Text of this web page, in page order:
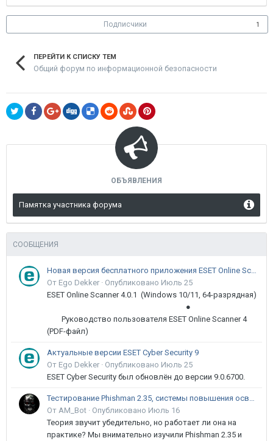
Подписчики 1
ПЕРЕЙТИ К СПИСКУ ТЕМ
Общий форум по информационной безопасности
ОБЪЯВЛЕНИЯ
Памятка участника форума
СООБЩЕНИЯ
Новая версия бесплатного приложения ESET Online Scanner доступна пользователям
От Ego Dekker · Опубликовано Июль 25
ESET Online Scanner 4.0.1 (Windows 10/11, 64-разрядная)
●
Руководство пользователя ESET Online Scanner 4
(PDF-файл)
Актуальные версии ESET Cyber Security 9
От Ego Dekker · Опубликовано Июль 25
ESET Cyber Security был обновлён до версии 9.0.6700.
Тестирование Phishman 2.35, системы повышения осведомлённости пользователей в сфере ИБ
От AM_Bot · Опубликовано Июль 16
Теория звучит убедительно, но работает ли она на
практике? Мы внимательно изучили Phishman 2.35 и